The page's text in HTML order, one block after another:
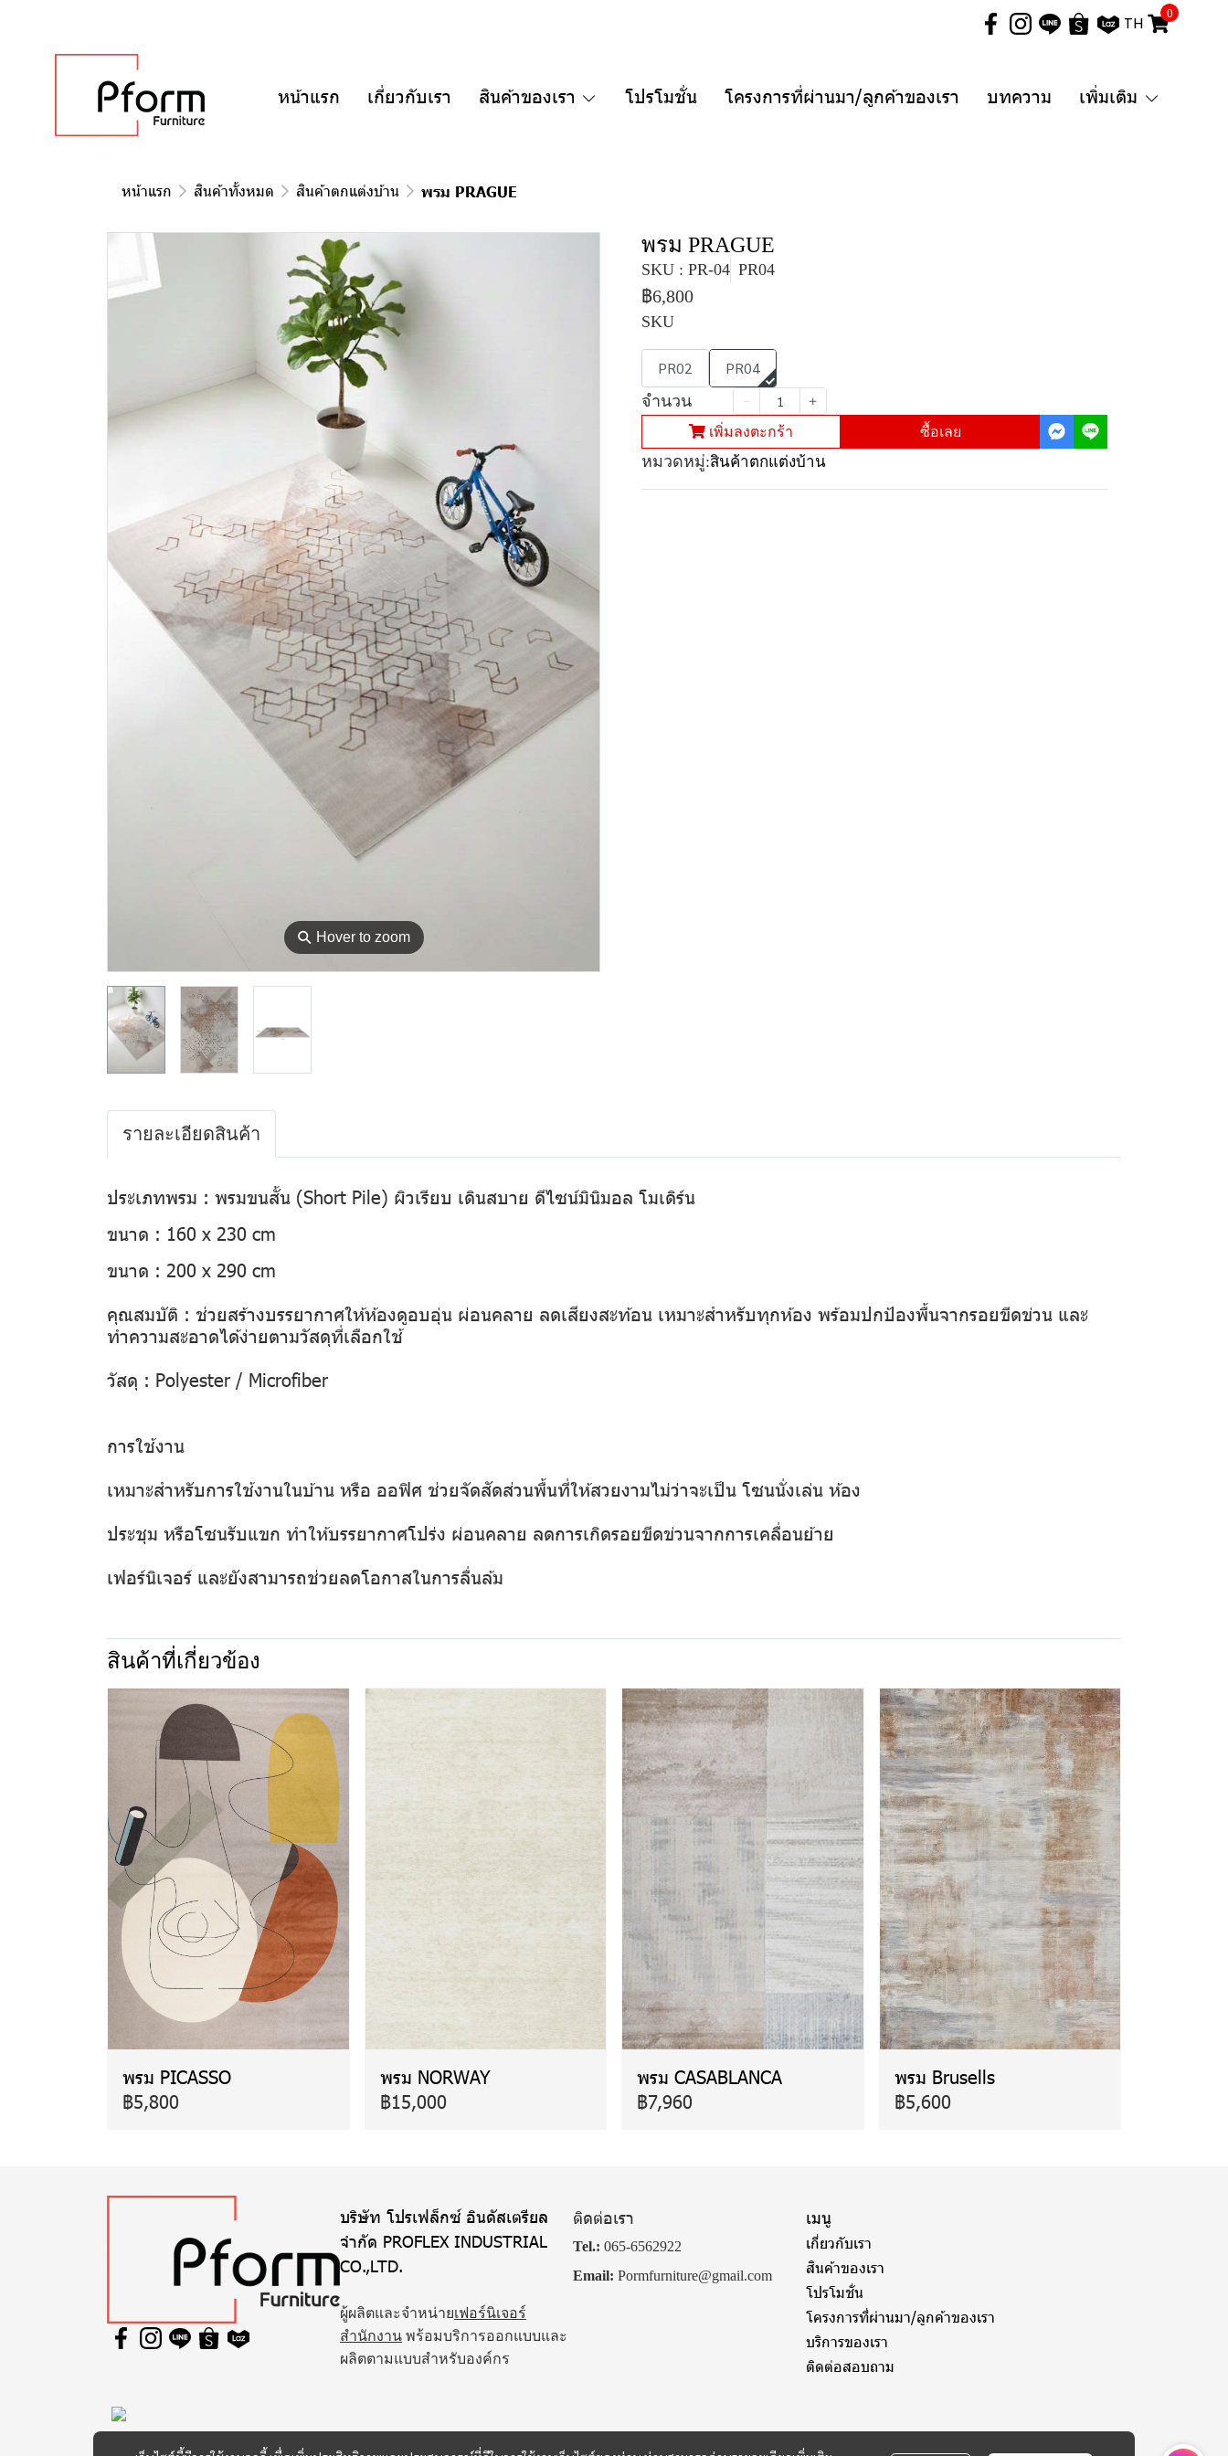
TH
0
หน้าแรก เกี่ยวกับเรา สินค้าของเรา โปรโมชั่น โครงการที่ผ่านมา/ลูกค้าของเรา บทความ เพิ่มเติม
หน้าแรก สินค้าทั้งหมด สินค้าตกแต่งบ้าน พรม PRAGUE
⚲ Hover to zoom
พรม PRAGUE
SKU : PR-04 PR04
฿6,800
SKU
PR02 PR04
จำนวน
เพิ่มลงตะกร้า ซื้อเลย
หมวดหมู่:สินค้าตกแต่งบ้าน
รายละเอียดสินค้า
ประเภทพรม : พรมขนสั้น (Short Pile) ผิวเรียบ เดินสบาย ดีไซน์มินิมอล โมเดิร์น
ขนาด : 160 x 230 cm
ขนาด : 200 x 290 cm
คุณสมบัติ : ช่วยสร้างบรรยากาศให้ห้องดูอบอุ่น ผ่อนคลาย ลดเสียงสะท้อน เหมาะสำหรับทุกห้อง พร้อมปกป้องพื้นจากรอยขีดข่วน และ
ทำความสะอาดได้ง่ายตามวัสดุที่เลือกใช้
วัสดุ : Polyester / Microfiber
การใช้งาน
เหมาะสำหรับการใช้งานในบ้าน หรือ ออฟิศ ช่วยจัดสัดส่วนพื้นที่ให้สวยงามไม่ว่าจะเป็น โซนนั่งเล่น ห้อง
ประชุม หรือโซนรับแขก ทำให้บรรยากาศโปร่ง ผ่อนคลาย ลดการเกิดรอยขีดข่วนจากการเคลื่อนย้าย
เฟอร์นิเจอร์ และยังสามารถช่วยลดโอกาสในการลื่นล้ม
สินค้าที่เกี่ยวข้อง
พรม PICASSO
฿5,800
พรม NORWAY
฿15,000
พรม CASABLANCA
฿7,960
พรม Brusells
฿5,600
บริษัท โปรเฟล็กซ์ อินดัสเตรียล
จำกัด PROFLEX INDUSTRIAL
CO.,LTD.
ผู้ผลิตและจำหน่ายเฟอร์นิเจอร์
สำนักงาน พร้อมบริการออกแบบและ
ผลิตตามแบบสำหรับองค์กร
ติดต่อเรา
Tel.: 065-6562922
Email: Pormfurniture@gmail.com
เมนู
เกี่ยวกับเรา
สินค้าของเรา
โปรโมชั่น
โครงการที่ผ่านมา/ลูกค้าของเรา
บริการของเรา
ติดต่อสอบถาม